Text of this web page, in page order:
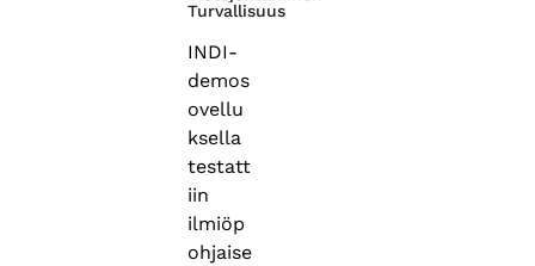
Turvallisuus
INDI-
demos
ovellu
ksella
testatt
iin
ilmiöp
ohjaise